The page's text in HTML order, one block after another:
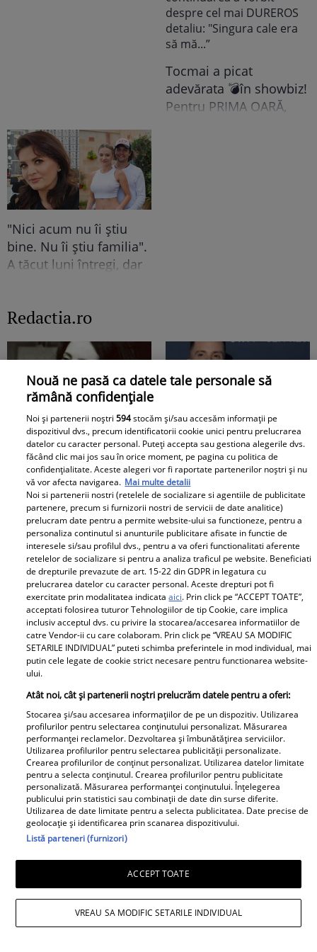
Tocmai a picat
adevărata 💣în showbiz!
Pentru PRIMA OARĂ,
mă...”
"Nici acum nu îi știu
bine. Nu îi știu familia".
A tăcut luni întregi, dar
relația cu GINERELE EI,
nu se aștepta să scoată
AMĂNUNT ce i-a lăsat
pe mulți fără replică:
"M-am lămurit"
Redactia.ro
Boala care a rapus-o pe
Adela Marculescu. De
ce ajunsese in scaun cu
rotile: &quot;In urma cu
un an...&quot; Vezi mai
mult
Primele cuvinte ale
mamei lui Rares Cojoc
dupa divortul de
Andreea Popescu. Ce i-a
comentat public fostei
nurori
Doliu în familia lui Miraj
Tzunami! Fiica artistului
și-a luat rămas-bun
printr-un mesaj dureros
Surpriză în showbiz-ul
românesc! Valentin
Sanfira și Codruța Filip,
împreună ....
Retete
Salată de dovlecei cu
iaurt și usturoi – rețeta
perfectă pentru vară
Înghețată de pepene
roșu - desertul verii
Nouă ne pasă ca datele tale personale să
rămână confidențiale
Noi și partenerii noștri594stocăm și/sau accesăm informații pe
dispozitivul dvs., precum identificatorii cookie unici pentru prelucrarea
datelor cu caracter personal. Puteți accepta sau gestiona alegerile dvs.
făcând clic mai jos sau în orice moment, pe pagina cu politica de
confidențialitate. Aceste alegeri vor fi raportate partenerilor noștri și nu
vă vor afecta navigarea. Mai multe detalii
Noi si partenerii nostri (retelele de socializare si agentiile de publicitate
partenere, precum si furnizorii nostri de servicii de date analitice)
prelucram date pentru a permite website-ului sa functioneze, pentru a
personaliza continutul si anunturile publicitare afisate in functie de
interesele si/sau profilul dvs., pentru a va oferi functionalitati aferente
retelelor de socializare si pentru a analiza traficul pe website. Beneficiati
de drepturile prevazute de art. 15-22 din GDPR in legatura cu
prelucrarea datelor cu caracter personal. Aceste drepturi pot fi
exercitate prin modalitatea indicataaici. Prin click pe “ACCEPT TOATE”,
acceptati folosirea tuturor Tehnologiilor de tip Cookie, care implica
inclusiv acceptul dvs. cu privire la stocarea/accesarea informatiilor de
catre Vendor-ii cu care colaboram. Prin click pe “VREAU SA MODIFIC
SETARILE INDIVIDUAL” puteti schimba preferintele in mod individual, mai
putin cele legate de cookie strict necesare pentru functionarea website-
ului.
Atât noi, cât și partenerii noștri prelucrăm datele pentru a oferi:
Stocarea și/sau accesarea informațiilor de pe un dispozitiv. Utilizarea
profilurilor pentru selectarea conținutului personalizat. Măsurarea
performanței reclamelor. Dezvoltarea și îmbunătățirea serviciilor.
Utilizarea profilurilor pentru selectarea publicității personalizate.
Crearea profilurilor de conținut personalizat. Utilizarea datelor limitate
pentru a selecta conținutul. Crearea profilurilor pentru publicitate
personalizată. Măsurarea performanței conținutului. Înțelegerea
publicului prin statistici sau combinații de date din surse diferite.
Utilizarea de date limitate pentru a selecta publicitatea. Date precise de
geolocație și identificarea prin scanarea dispozitivului.
Listă parteneri (furnizori)
ACCEPT TOATE
VREAU SA MODIFIC SETARILE INDIVIDUAL